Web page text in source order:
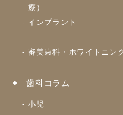
療）
インプラント
審美歯科・ホワイトニン
歯科コラム
小児